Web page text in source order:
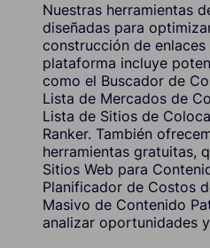
Nuestras herramientas
diseñadas para
construcción de
plataforma incluye
como el Buscador de
Lista de Mercados de
Lista de Sitios de
Ranker. También
herramientas gratuitas,
Sitios Web para
Planificador de Costos
Masivo de Contenido
analizar oportunidades